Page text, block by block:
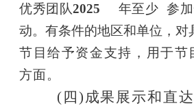
优秀团队2025 年至少 参
动。有条件的地区和单位，对
节目给予资金支持，用于节
方面。
(四)成果展示和直